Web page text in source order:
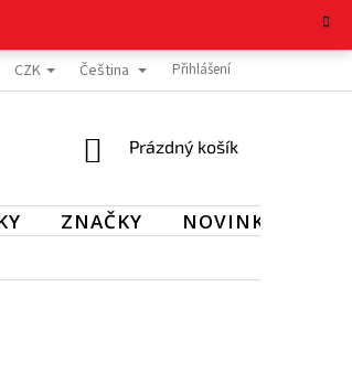
ŘÁD OCHRANA OSOBNÍCH ÚDAJŮ
CZK Čeština Přihlášení
NÁKUPNÍ
Prázdný košík
ZNAČKY NOVINKY